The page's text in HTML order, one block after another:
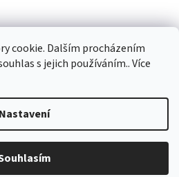
cookie. Dalším procházením
s jejich používáním.. Více
Nastavení
. Všechna práva vyhrazena.Upravit
cookies